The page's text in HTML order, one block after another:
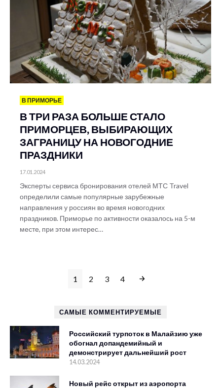
В ПРИМОРЬЕ
В ТРИ РАЗА БОЛЬШЕ СТАЛО
ПРИМОРЦЕВ, ВЫБИРАЮЩИХ
ЗАГРАНИЦУ НА НОВОГОДНИЕ
ПРАЗДНИКИ
17.01.2024
Эксперты сервиса бронирования отелей МТС Travel
определили самые популярные зарубежные
направления у россиян во время новогодних
праздников. Приморье по активности оказалось на 5-м
месте, при этом интерес…
1 2 3 4
САМЫЕ КОММЕНТИРУЕМЫЕ
Российский турпоток в Малайзию уже
обогнал допандемийный и
демонстрирует дальнейший рост
14.03.2024
Новый рейс открыт из аэропорта